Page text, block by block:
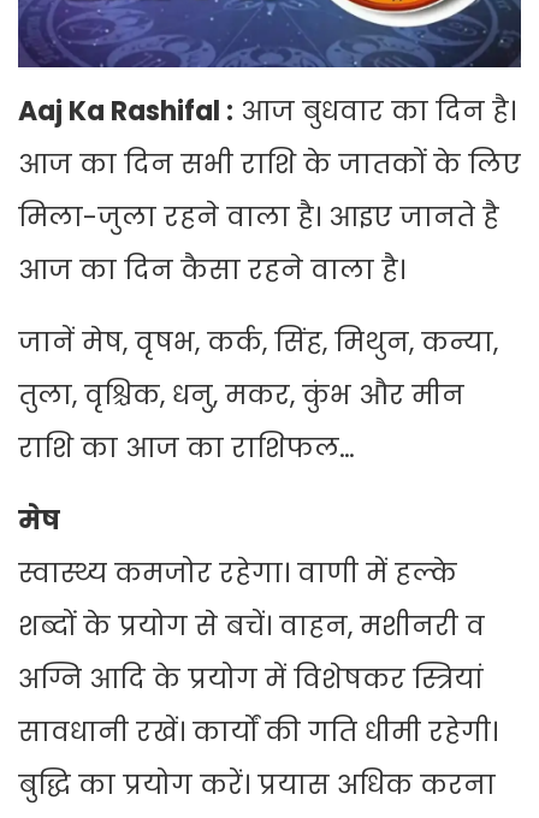
Aaj Ka Rashifal : आज बुधवार का दिन है।
आज का दिन सभी राशि के जातकों के लिए
मिला-जुला रहने वाला है। आइए जानते है
आज का दिन कैसा रहने वाला है।
जानें मेष, वृषभ, कर्क, सिंह, मिथुन, कन्या,
तुला, वृश्चिक, धनु, मकर, कुंभ और मीन
राशि का आज का राशिफल…
मेष
स्वास्थ्य कमजोर रहेगा। वाणी में हल्के
शब्दों के प्रयोग से बचें। वाहन, मशीनरी व
अग्नि आदि के प्रयोग में विशेषकर स्त्रियां
सावधानी रखें। कार्यों की गति धीमी रहेगी।
बु‍द्धि का प्रयोग करें। प्रयास अधिक करना